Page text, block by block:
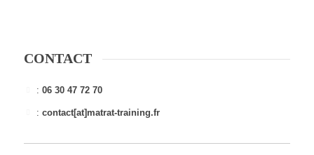
CONTACT
:06 30 47 72 70
:contact[at]matrat-training.fr